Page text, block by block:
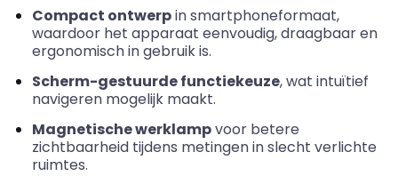
Compact ontwerpin smartphoneformaat,
waardoor het apparaat eenvoudig, draagbaar en
ergonomisch in gebruik is.
Scherm-gestuurde functiekeuze, wat intuïtief
navigeren mogelijk maakt.
Magnetische werklampvoor betere
zichtbaarheid tijdens metingen in slecht verlichte
ruimtes.